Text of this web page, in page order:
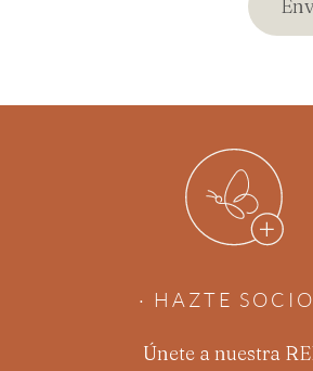
· HAZTE SOCIO
Únete a nuestra